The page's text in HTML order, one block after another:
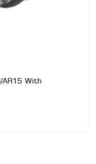
AR15 With